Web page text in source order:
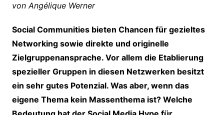
von Angélique Werner
Social Communities bieten Chancen für gezieltes
Networking sowie direkte und originelle
Zielgruppenansprache. Vor allem die Etablierung
spezieller Gruppen in diesen Netzwerken besitzt
ein sehr gutes Potenzial. Was aber, wenn das
eigene Thema kein Massenthema ist? Welche